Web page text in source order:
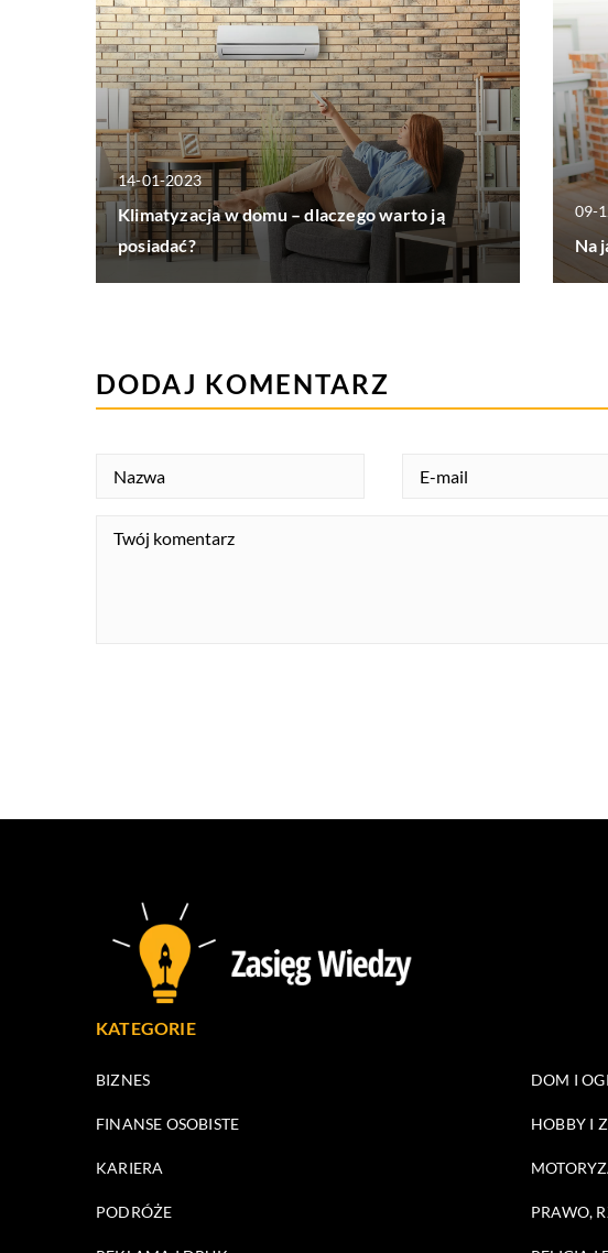
14-01-2023
Klimatyzacja w domu – dlaczego warto ją
posiadać?
09-
Na
DODAJ KOMENTARZ
KATEGORIE
BIZNES DOM I
FINANSE OSOBISTE HOBBY I
KARIERA
PODRÓŻE PRAWO,